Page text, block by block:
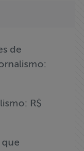
de
R$
que